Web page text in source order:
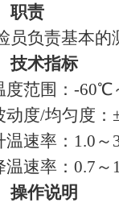
职责
员负责基本
技术指标
度范围：-
动度/均匀度
温速率：1.0
温速率：0.7
操作说明